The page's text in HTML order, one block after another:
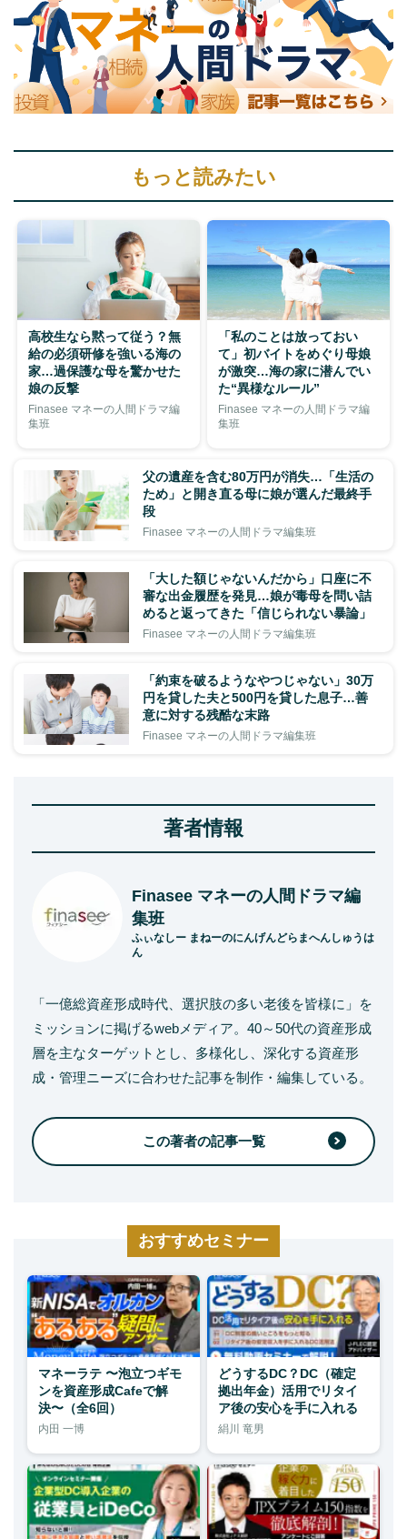
もっと読みたい
高校生なら黙って従う？無
給の必須研修を強いる海の
家…過保護な母を驚かせた
娘の反撃
Finasee マネーの人間ドラマ編
集班
「私のことは放っておい
て」初バイトをめぐり母娘
が激突…海の家に潜んでい
た“異様なルール”
Finasee マネーの人間ドラマ編
集班
父の遺産を含む80万円が消失…「生活の
ため」と開き直る母に娘が選んだ最終手
段
Finasee マネーの人間ドラマ編集班
「大した額じゃないんだから」口座に不
審な出金履歴を発見…娘が毒母を問い詰
めると返ってきた「信じられない暴論」
Finasee マネーの人間ドラマ編集班
「約束を破るようなやつじゃない」30万
円を貸した夫と500円を貸した息子…善
意に対する残酷な末路
Finasee マネーの人間ドラマ編集班
著者情報
Finasee マネーの人間ドラマ編
集班
ふぃなしー まねーのにんげんどらまへんしゅうは
ん
「一億総資産形成時代、選択肢の多い老後を皆様に」を
ミッションに掲げるwebメディア。40～50代の資産形成
層を主なターゲットとし、多様化し、深化する資産形
成・管理ニーズに合わせた記事を制作・編集している。
この著者の記事一覧
おすすめセミナー
マネーラテ 〜泡立つギモ
ンを資産形成Cafeで解
決〜（全6回）
内田 一博
どうするDC？DC（確定
拠出年金）活用でリタイ
ア後の安心を手に入れる
絹川 竜男